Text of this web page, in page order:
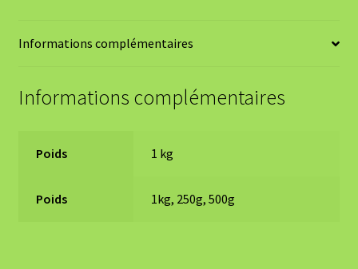
Informations complémentaires
Informations complémentaires
Poids 1 kg
Poids 1kg, 250g, 500g